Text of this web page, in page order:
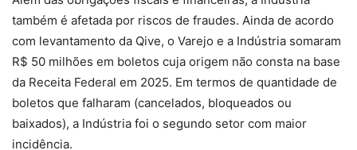
também é afetada por riscos de fraudes. Ainda de acordo
com levantamento da Qive, o Varejo e a Indústria somaram
R$ 50 milhões em boletos cuja origem não consta na base
da Receita Federal em 2025. Em termos de quantidade de
boletos que falharam (cancelados, bloqueados ou
baixados), a Indústria foi o segundo setor com maior
incidência.